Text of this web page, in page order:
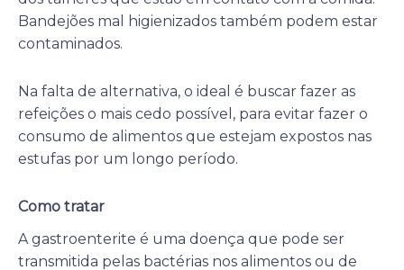
Bandejões mal higienizados também podem estar
contaminados.
Na falta de alternativa, o ideal é buscar fazer as
refeições o mais cedo possível, para evitar fazer o
consumo de alimentos que estejam expostos nas
estufas por um longo período.
Como tratar
A gastroenterite é uma doença que pode ser
transmitida pelas bactérias nos alimentos ou de